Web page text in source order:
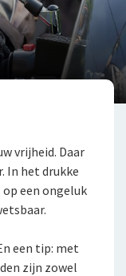
vrijheid. Daar
In het drukke
een ongeluk
een tip: met
zijn zowel